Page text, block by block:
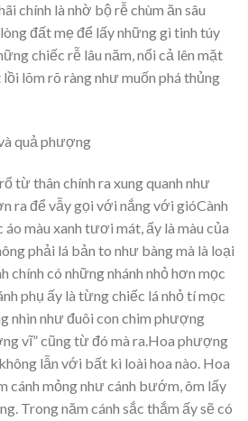
chính là nhờ bộ rễ chùm ăn sâu
đất mẹ để lấy những gì tinh túy
chiếc rễ lâu năm, nổi cả lên mặt
lõm rõ ràng như muốn phá thủng
quả phượng
từ thân chính ra xung quanh như
ra để vẫy gọi với nắng với gióCành
áo màu xanh tươi mát, ấy là màu của
phải lá bản to như bàng mà là loại
chính có những nhánh nhỏ hơn mọc
phụ ấy là từng chiếc lá nhỏ tí mọc
nhìn như đuôi con chim phượng
vĩ” cũng từ đó mà ra.Hoa phượng
lẫn với bất kì loài hoa nào. Hoa
cánh mỏng như cánh bướm, ôm lấy
Trong năm cánh sắc thắm ấy sẽ có